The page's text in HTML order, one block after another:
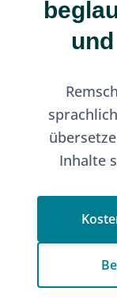
Inhalte